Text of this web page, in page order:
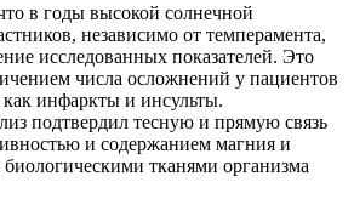
в годы высокой солнечной
независимо от темперамента,
исследованных показателей. Это
числа осложнений у пациентов
инфаркты и инсульты.
подтвердил тесную и прямую связь
и содержанием магния и
тканями организма